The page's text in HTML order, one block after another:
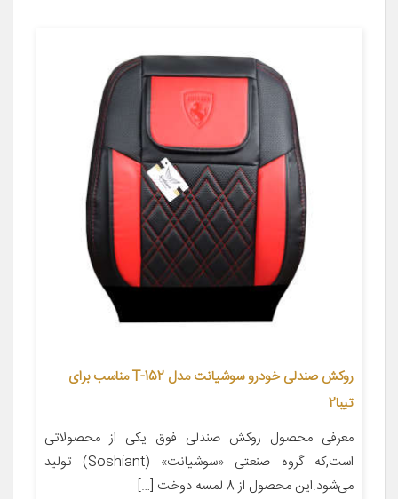
روکش صندلی خودرو سوشیانت مدل T-152 مناسب برای
تیبا2
معرفی محصول روکش صندلی فوق یکی از محصولاتی
است,که گروه صنعتی «سوشیانت» (Soshiant) تولید
می‌شود.این محصول از 8 لمسه دوخت […]